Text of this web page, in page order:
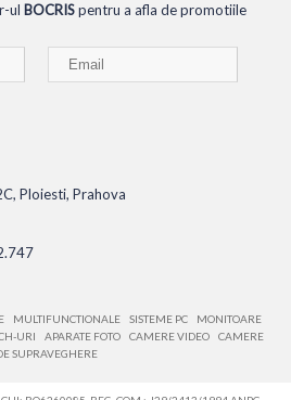
ul BOCRISpentru a afla de promotiile
Ploiesti, Prahova
MULTIFUNCTIONALE SISTEME PC
MONITOARE
URI APARATE FOTO CAMERE VIDEO
CAMERE
SUPRAVEGHERE